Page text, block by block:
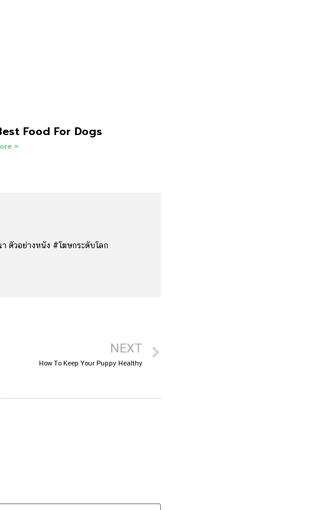
Food For Dogs
»
ตัวอย่างหนัง #โฆษกระดับโลก
NEXT
How To Keep Your Puppy Healthy